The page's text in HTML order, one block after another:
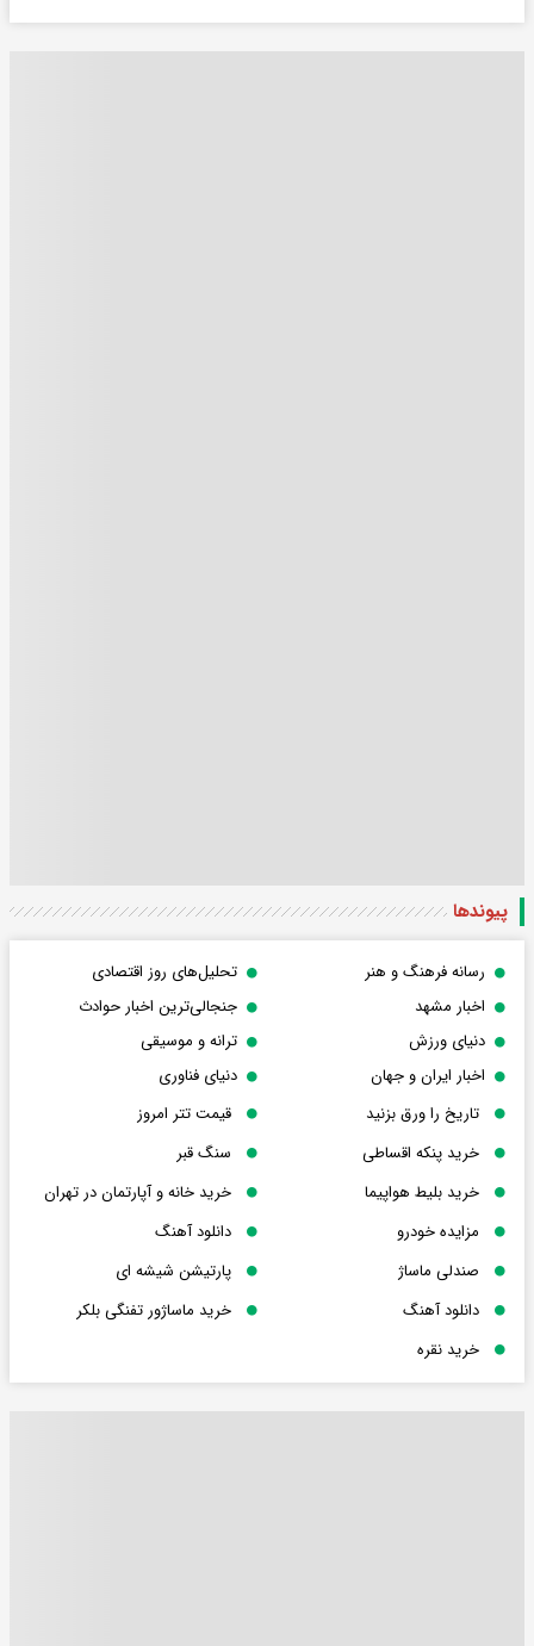
پیوندها
رسانه فرهنگ و هنر
تحلیل‌های روز اقتصادی
اخبار مشهد
جنجالی‌ترین اخبار حوادث
دنیای ورزش
ترانه و موسیقی
اخبار ایران و جهان
دنیای فناوری
تاریخ را ورق بزنید
قیمت تتر امروز
خرید پنکه اقساطی
سنگ قبر
خرید بلیط هواپیما
خرید خانه و آپارتمان در تهران
مزایده خودرو
دانلود آهنگ
صندلی ماساژ
پارتیشن شیشه ای
دانلود آهنگ
خرید ماساژور تفنگی بلکر
خرید نقره